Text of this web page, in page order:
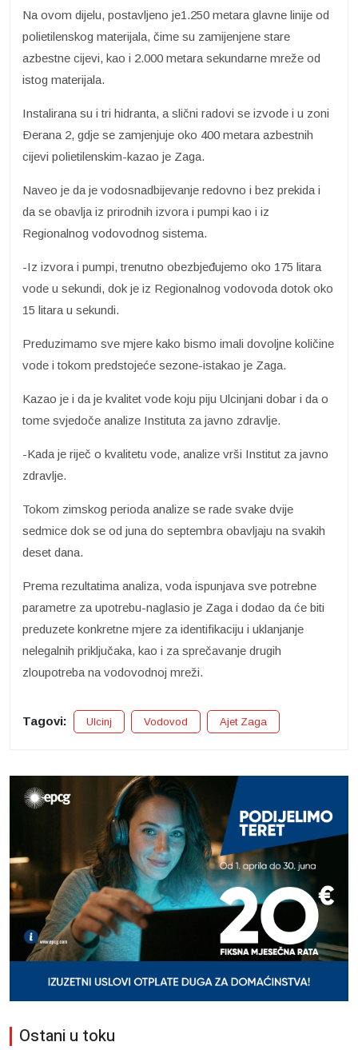
Na ovom dijelu, postavljeno je1.250 metara glavne linije od
polietilenskog materijala, čime su zamijenjene stare
azbestne cijevi, kao i 2.000 metara sekundarne mreže od
istog materijala.
Instalirana su i tri hidranta, a slični radovi se izvode i u zoni
Ðerana 2, gdje se zamjenjuje oko 400 metara azbestnih
cijevi polietilenskim-kazao je Zaga.
Naveo je da je vodosnadbijevanje redovno i bez prekida i
da se obavlja iz prirodnih izvora i pumpi kao i iz
Regionalnog vodovodnog sistema.
-Iz izvora i pumpi, trenutno obezbjeđujemo oko 175 litara
vode u sekundi, dok je iz Regionalnog vodovoda dotok oko
15 litara u sekundi.
Preduzimamo sve mjere kako bismo imali dovoljne količine
vode i tokom predstojeće sezone-istakao je Zaga.
Kazao je i da je kvalitet vode koju piju Ulcinjani dobar i da o
tome svjedoče analize Instituta za javno zdravlje.
-Kada je riječ o kvalitetu vode, analize vrši Institut za javno
zdravlje.
Tokom zimskog perioda analize se rade svake dvije
sedmice dok se od juna do septembra obavljaju na svakih
deset dana.
Prema rezultatima analiza, voda ispunjava sve potrebne
parametre za upotrebu-naglasio je Zaga i dodao da će biti
preduzete konkretne mjere za identifikaciju i uklanjanje
nelegalnih priključaka, kao i za sprečavanje drugih
zloupotreba na vodovodnoj mreži.
Tagovi: Ulcinj Vodovod Ajet Zaga
Ostani u toku